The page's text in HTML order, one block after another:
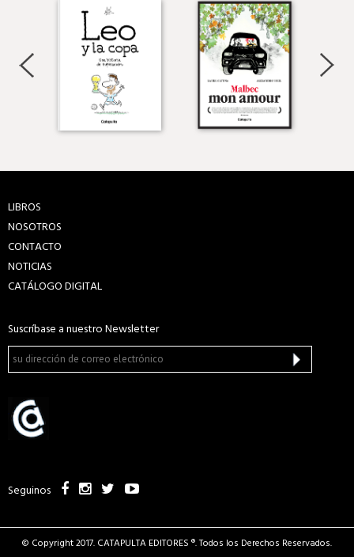
LIBROS
NOSOTROS
CONTACTO
NOTICIAS
CATÁLOGO DIGITAL
Suscríbase a nuestro Newsletter
Seguinos
© Copyright 2017. CATAPULTA EDITORES ®. Todos los Derechos Reservados.